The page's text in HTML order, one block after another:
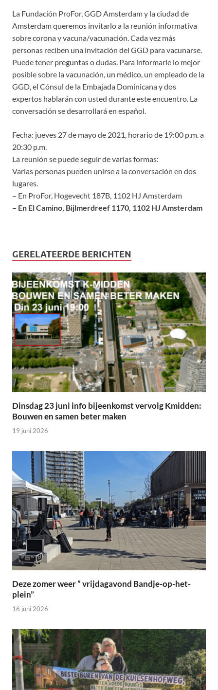
La Fundación ProFor, GGD Amsterdam y la ciudad de
Amsterdam queremos invitarlo a la reunión informativa
sobre corona y vacuna/vacunación. Cada vez más
personas reciben una invitación del GGD para vacunarse.
Puede tener preguntas o dudas. Para informarle lo mejor
posible sobre la vacunación, un médico, un empleado de la
GGD, el Cónsul de la Embajada Dominicana y dos
expertos hablarán con usted durante este encuentro. La
conversación se desarrollará en español.
Fecha: jueves 27 de mayo de 2021, horario de 19:00 p.m. a
20:30 p.m.
La reunión se puede seguir de varias formas:
Varias personas pueden unirse a la conversación en dos
lugares.
– En ProFor, Hogevecht 187B, 1102 HJ Amsterdam
– En El Camino, Bijlmerdreef 1170, 1102 HJ Amsterdam
GERELATEERDE BERICHTEN
Dinsdag 23 juni info bijeenkomst vervolg Kmidden:
Bouwen en samen beter maken
19 juni 2026
Deze zomer weer ” vrijdagavond Bandje-op-het-
plein”
16 juni 2026